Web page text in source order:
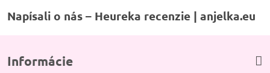
Napísali o nás – Heureka recenzie | anjelka.eu
Informácie